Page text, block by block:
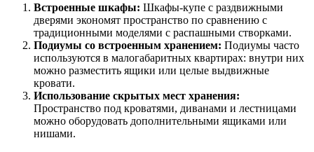
Встроенные шкафы: Шкафы-купе с раздвижными
дверями экономят пространство по сравнению с
традиционными моделями с распашными створками.
Подиумы со встроенным хранением: Подиумы часто
используются в малогабаритных квартирах: внутри них
можно разместить ящики или целые выдвижные
кровати.
Использование скрытых мест хранения:
Пространство под кроватями, диванами и лестницами
можно оборудовать дополнительными ящиками или
нишами.